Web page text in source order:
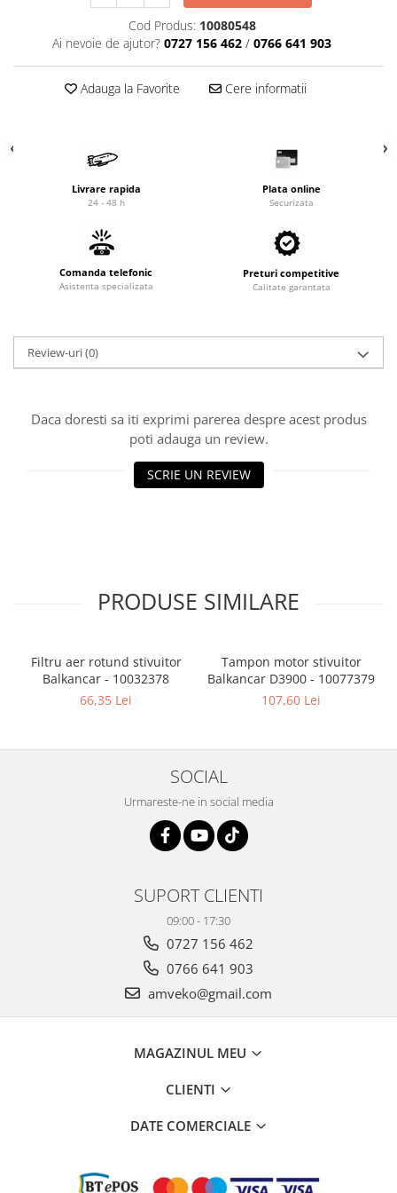
Ambreiaj
Alte piese transmisie
Pompe injectie
Pompe amorsare
Pompe combustibil
Vaporizatoare
Solenoid
Caroserie
Kit-uri
Capete de bara
Cod Produs: 10080548
Ai nevoie de ajutor? 0727 156 462 / 0766 641 903
Adauga la Favorite Cere informatii
Livrare rapida
24 - 48 h
Plata online
Securizata
Comanda telefonic
Asistenta specializata
Preturi competitive
Calitate garantata
Review-uri(0)
Daca doresti sa iti exprimi parerea despre acest produs
poti adauga un review.
SCRIE UN REVIEW
PRODUSE SIMILARE
Filtru aer rotund stivuitor
Balkancar - 10032378
66,35 Lei
Tampon motor stivuitor
Balkancar D3900 - 10077379
107,60 Lei
SOCIAL
Urmareste-ne in social media
SUPORT CLIENTI
09:00 - 17:30
0727 156 462
0766 641 903
amveko@gmail.com
MAGAZINUL MEU
CLIENTI
DATE COMERCIALE